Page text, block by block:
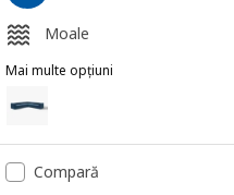
3,5locuri+șezlong, Samsala
3,5locuri+șezlong, Tonerud gri
3,5locuri+șezlong, Samsala
Moale
Mai multe opțiuni
Opțiune: JÄTTEBO, Colțar
Opțiune: JÄTTEBO, Colțar
Compară